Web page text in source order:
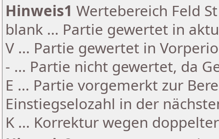
Hinweis1 Wertebereich Feld
blank ... Partie gewertet in
V ... Partie gewertet in
- ... Partie nicht gewertet, da
E ... Partie vorgemerkt zur
Einstiegselozahl in der
K ... Korrektur wegen